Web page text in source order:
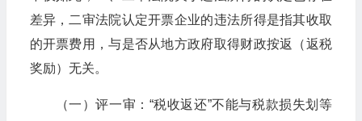
差异，二审法院认定开票企业的违法所得是指其收取
的开票费用，与是否从地方政府取得财政按返（返税
奖励）无关。
（一）评一审：“税收返还”不能与税款损失划等